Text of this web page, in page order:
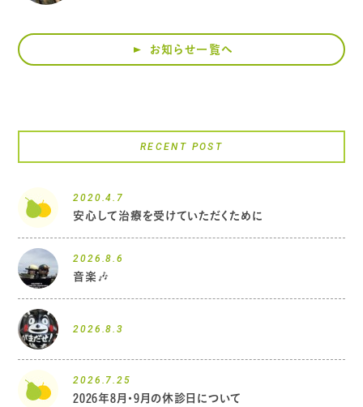
お知らせ一覧へ
RECENT POST
2020.4.7
安心して治療を受けていただくために
2026.8.6
音楽🎶
2026.8.3
2026.7.25
2026年8月・9月の休診日について